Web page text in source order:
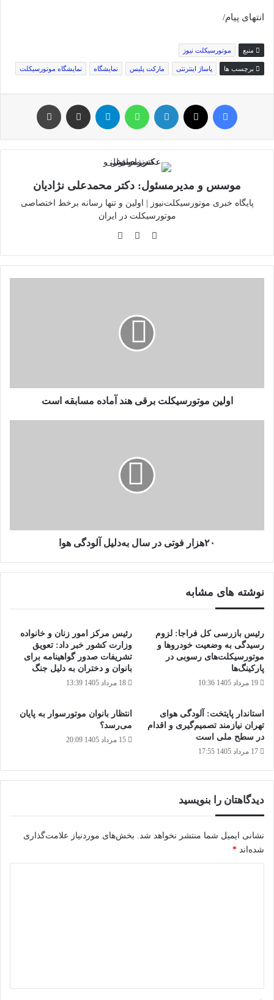
انتهای پیام/
منبع موتورسیکلت نیوز
برچسب ها پاساژ اینترنتی مارکت پلیس نمایشگاه نمایشگاه موتورسیکلت
فیس بوک لینکدین تلگرام اشتراک گذاری از طریق ایمیل
موسس و مدیرمسئول: دکتر محمدعلی نژادیان
پایگاه خبری موتورسیکلت‌نیوز | اولین و تنها رسانه برخط اختصاصی
موتورسیکلت در ایران
وبسایتلینکدین
اولین موتورسیکلت برقی هند آماده مسابقه است
۲۰هزار فوتی در سال به‌دلیل آلودگی هوا
نوشته های مشابه
رئیس بازرسی کل فراجا: لزوم
رسیدگی به وضعیت خودروها و
موتورسیکلت‌های رسوبی در
پارکینگ‌ها
19 مرداد 1405 10:36
رئیس مرکز امور زنان و خانواده
وزارت کشور خبر داد: تعویق
تشریفات صدور گواهینامه برای
بانوان و دختران به دلیل جنگ
18 مرداد 1405 13:39
استاندار پایتخت: آلودگی هوای
تهران نیازمند تصمیم‌گیری و اقدام
در سطح ملی است
17 مرداد 1405 17:55
انتظار بانوان موتورسوار به پایان
می‌رسد؟
15 مرداد 1405 20:09
دیدگاهتان را بنویسید
نشانی ایمیل شما منتشر نخواهد شد. بخش‌های موردنیاز علامت‌گذاری
شده‌اند *